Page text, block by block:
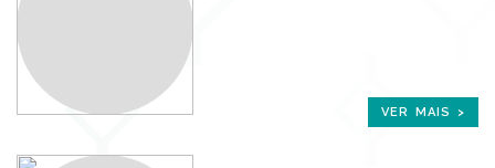
VER MAIS >